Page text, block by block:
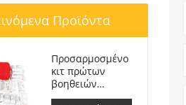
Προϊόντα
Προσαρμοσμένο
κιτ πρώτων
βοηθειών
Ιατρική τσάντα